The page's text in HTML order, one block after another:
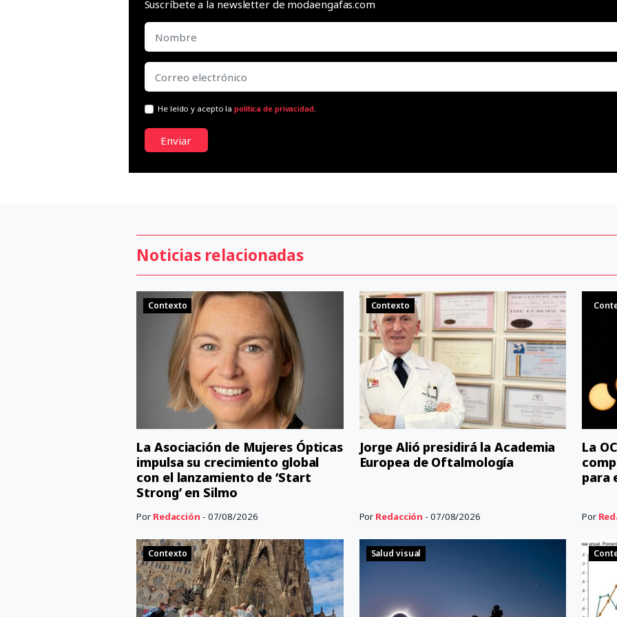
Suscríbete a la newsletter de modaengafas.com
He leído y acepto lapolítica de privacidad.
Enviar
Noticias relacionadas
Contexto
La Asociación de Mujeres Ópticas
impulsa su crecimiento global
con el lanzamiento de ‘Start
Strong’ en Silmo
Por Redacción - 07/08/2026
Contexto
Jorge Alió presidirá la Academia
Europea de Oftalmología
Por Redacción - 07/08/2026
La
para
Por
Contexto Salud visual